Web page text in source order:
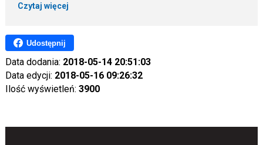
Czytaj więcej
Udostępnij
Data dodania: 2018-05-14 20:51:03
Data edycji: 2018-05-16 09:26:32
Ilość wyświetleń: 3900